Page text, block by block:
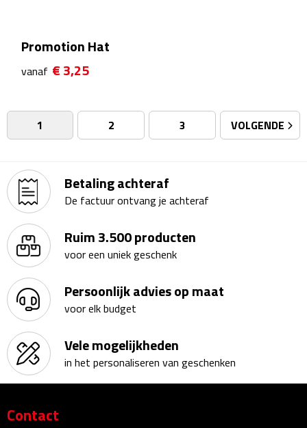
Badjassen
Handdoeken
Pantoffels & slippers
Washandjes
Bovenkleding
Bodywarmers
Overhemden
Sweaters
Fleecevesten
Promotion Hat
vanaf € 3,25
1 2 3 VOLGENDE
Betaling achteraf
De factuur ontvang je achteraf
Ruim 3.500 producten
voor een uniek geschenk
Persoonlijk advies op maat
voor elk budget
Vele mogelijkheden
in het personaliseren van geschenken
Contact